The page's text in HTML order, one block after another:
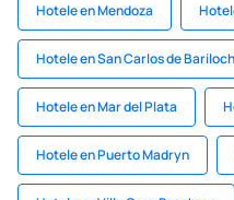
Hotele en Mendoza
Hotele en San Carlos de
Hotele en Mar del Plata
Hotele en Puerto Madryn